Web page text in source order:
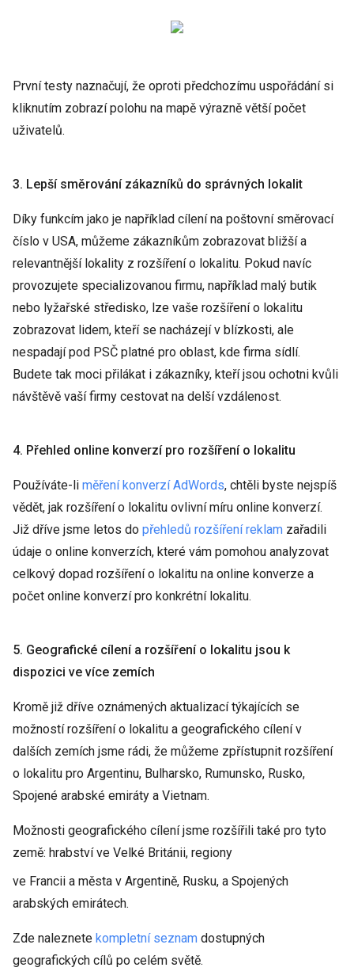
První testy naznačují, že oproti předchozímu uspořádání si
kliknutím zobrazí polohu na mapě výrazně větší počet
uživatelů.
3. Lepší směrování zákazníků do správných lokalit
Díky funkcím jako je například cílení na poštovní směrovací
číslo v USA, můžeme zákazníkům zobrazovat bližší a
relevantnější lokality z rozšíření o lokalitu. Pokud navíc
provozujete specializovanou firmu, například malý butik
nebo lyžařské středisko, lze vaše rozšíření o lokalitu
zobrazovat lidem, kteří se nacházejí v blízkosti, ale
nespadají pod PSČ platné pro oblast, kde firma sídlí.
Budete tak moci přilákat i zákazníky, kteří jsou ochotni kvůli
návštěvě vaší firmy cestovat na delší vzdálenost.
4. Přehled online konverzí pro rozšíření o lokalitu
Používáte-li měření konverzí AdWords, chtěli byste nejspíš
vědět, jak rozšíření o lokalitu ovlivní míru online konverzí.
Již dříve jsme letos do přehledů rozšíření reklam zařadili
údaje o online konverzích, které vám pomohou analyzovat
celkový dopad rozšíření o lokalitu na online konverze a
počet online konverzí pro konkrétní lokalitu.
5. Geografické cílení a rozšíření o lokalitu jsou k
dispozici ve více zemích
Kromě již dříve oznámených aktualizací týkajících se
možností rozšíření o lokalitu a geografického cílení v
dalších zemích jsme rádi, že můžeme zpřístupnit rozšíření
o lokalitu pro Argentinu, Bulharsko, Rumunsko, Rusko,
Spojené arabské emiráty a Vietnam.
Možnosti geografického cílení jsme rozšířili také pro tyto
země: hrabství ve Velké Británii, regiony
ve Francii a města v Argentině, Rusku, a Spojených
arabských emirátech.
Zde naleznete kompletní seznam dostupných
geografických cílů po celém světě.